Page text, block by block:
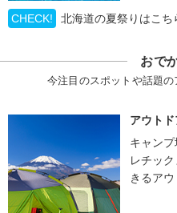
CHECK! 北海道の夏祭りはこち
おで
今注目のスポットや話題
アウト
キャン
レチッ
きるア